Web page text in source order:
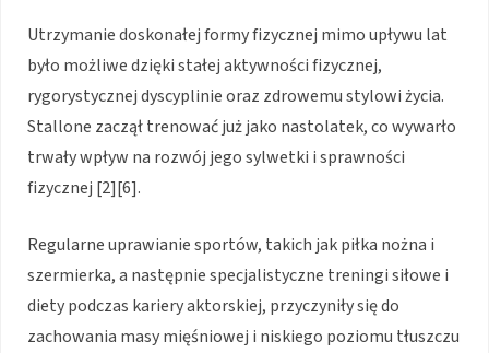
Utrzymanie doskonałej formy fizycznej mimo upływu lat
było możliwe dzięki stałej aktywności fizycznej,
rygorystycznej dyscyplinie oraz zdrowemu stylowi życia.
Stallone zaczął trenować już jako nastolatek, co wywarło
trwały wpływ na rozwój jego sylwetki i sprawności
fizycznej [2][6].
Regularne uprawianie sportów, takich jak piłka nożna i
szermierka, a następnie specjalistyczne treningi siłowe i
diety podczas kariery aktorskiej, przyczyniły się do
zachowania masy mięśniowej i niskiego poziomu tłuszczu